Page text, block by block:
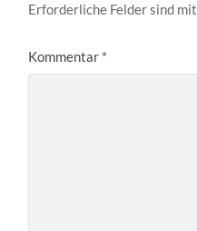
Erforderliche Felder sind mit
Kommentar *